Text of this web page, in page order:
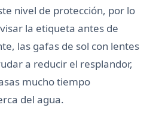
nivel de protección, por lo
la etiqueta antes de
las gafas de sol con lentes
a reducir el resplandor,
mucho tiempo
del agua.